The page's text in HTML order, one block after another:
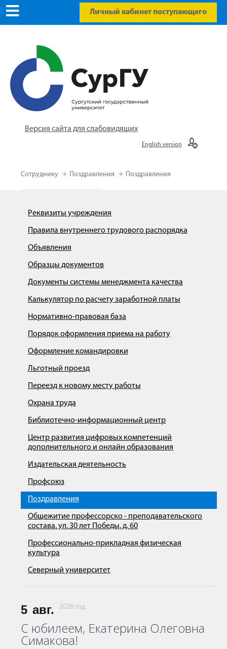
Личный кабинет поступающего
Версия сайта для слабовидящих
English version
Сотруднику Поздравления Поздравления
Реквизиты учреждения
Правила внутреннего трудового распорядка
Объявления
Образцы документов
Документы системы менеджмента качества
Калькулятор по расчету заработной платы
Нормативно-правовая база
Порядок оформления приема на работу
Оформление командировки
Льготный проезд
Переезд к новому месту работы
Охрана труда
Библиотечно-информационный центр
Центр развития цифровых компетенций
дополнительного и онлайн образования
Издательская деятельность
Профсоюз
Поздравления
Общежитие профессорско - преподавательского
состава. ул. 30 лет Победы, д. 60
Профессионально-прикладная физическая
культура
Северный университет
5 авг. 2026 год
С юбилеем, Екатерина Олеговна
Симакова!